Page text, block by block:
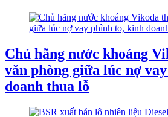
Chủ hãng nước khoáng
văn phòng giữa lúc nợ
doanh thua lỗ